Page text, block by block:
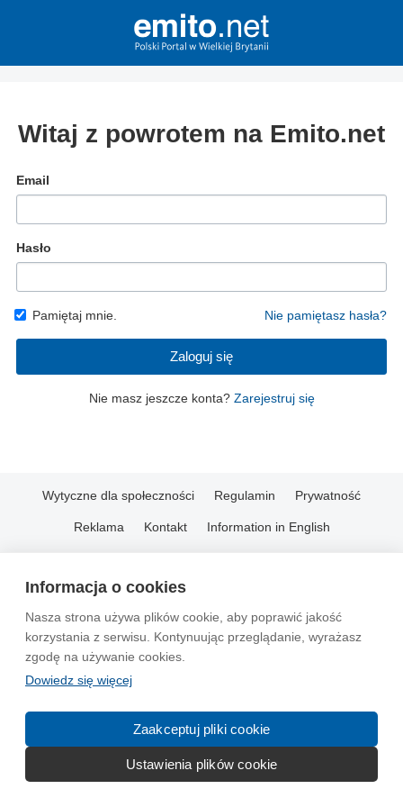
Informacja o cookies
Nasza strona używa plików cookie, aby poprawić jakość
korzystania z serwisu. Kontynuując przeglądanie, wyrażasz
zgodę na używanie cookies.
Dowiedz się więcej
Zaakceptuj pliki cookie
Ustawienia plików cookie
Witaj z powrotem na Emito.net
Email
Hasło
Pamiętaj mnie. Nie pamiętasz hasła?
Zaloguj się
Nie masz jeszcze konta? Zarejestruj się
Wytyczne dla społeczności Regulamin Prywatność
Reklama Kontakt Information in English